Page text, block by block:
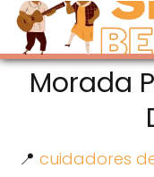
Morada
📍 cuidadores